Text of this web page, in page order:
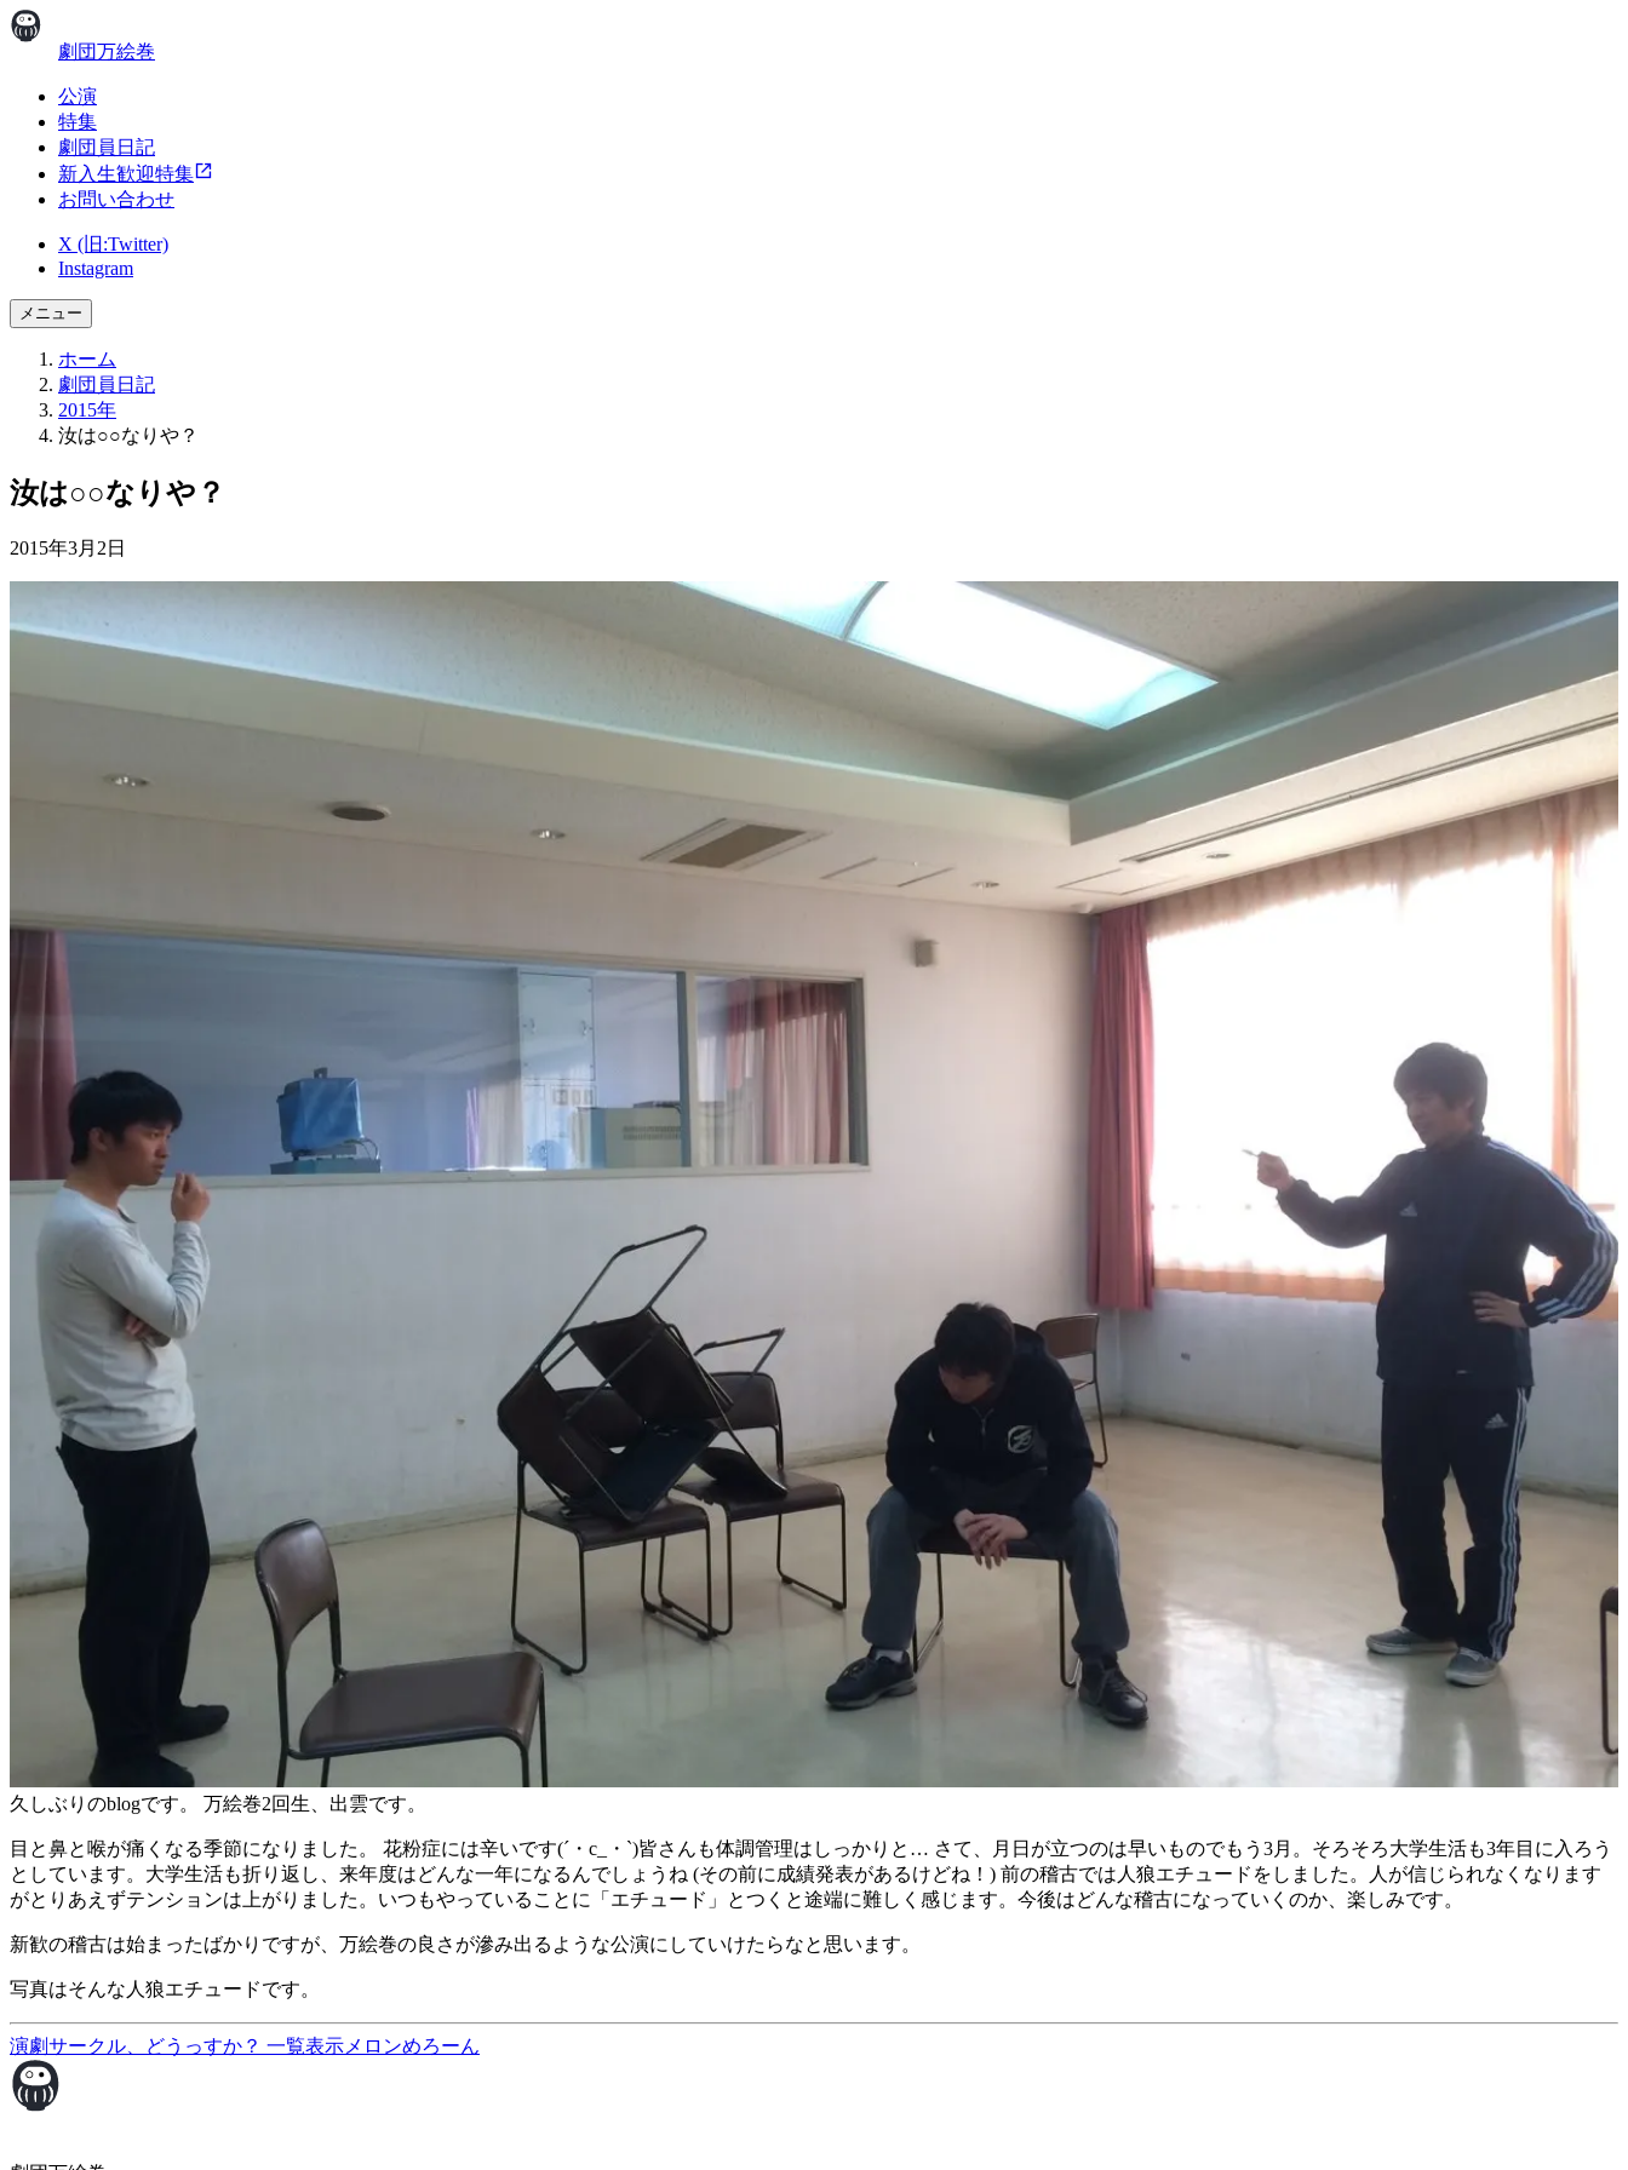
劇団万絵巻
公演
特集
劇団員日記
新入生歓迎特集
お問い合わせ
X (旧:Twitter)
Instagram
メニュー
ホーム
劇団員日記
2015年
汝は○○なりや？
汝は○○なりや？
2015年3月2日
久しぶりのblogです。 万絵巻2回生、出雲です。
目と鼻と喉が痛くなる季節になりました。 花粉症には辛いです(´・c_・`)皆さんも体調管理はしっかりと… さて、月日が立つのは早いものでもう3月。そろそろ大学生活も3年目に入ろう
としています。大学生活も折り返し、来年度はどんな一年になるんでしょうね (その前に成績発表があるけどね！) 前の稽古では人狼エチュードをしました。人が信じられなくなります
がとりあえずテンションは上がりました。いつもやっていることに「エチュード」とつくと途端に難しく感じます。今後はどんな稽古になっていくのか、楽しみです。
新歓の稽古は始まったばかりですが、万絵巻の良さが滲み出るような公演にしていけたらなと思います。
写真はそんな人狼エチュードです。
演劇サークル、どうっすか？ 一覧表示 メロンめろーん